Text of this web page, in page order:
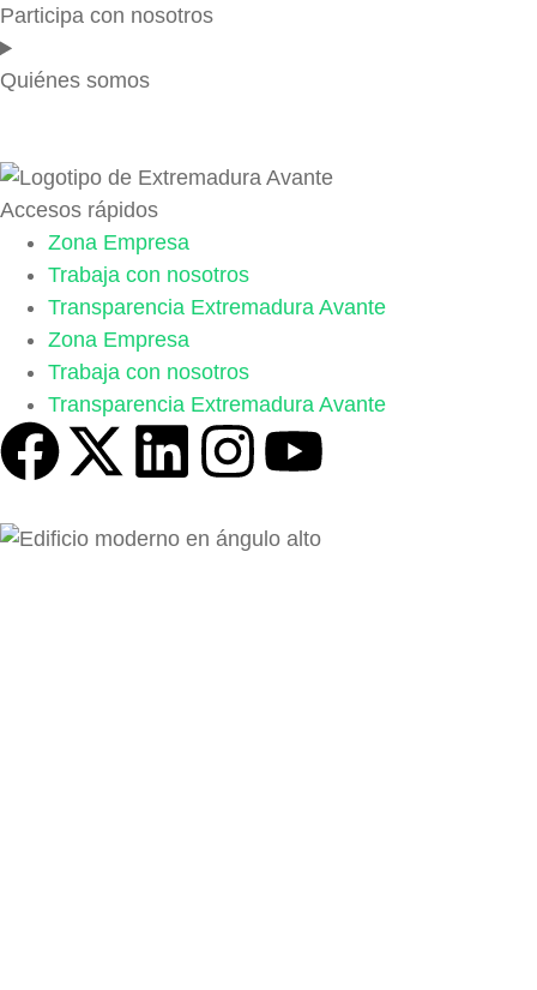
Participa con nosotros
Quiénes somos
Accesos rápidos
Zona Empresa
Trabaja con nosotros
Transparencia Extremadura Avante
Zona Empresa
Trabaja con nosotros
Transparencia Extremadura Avante